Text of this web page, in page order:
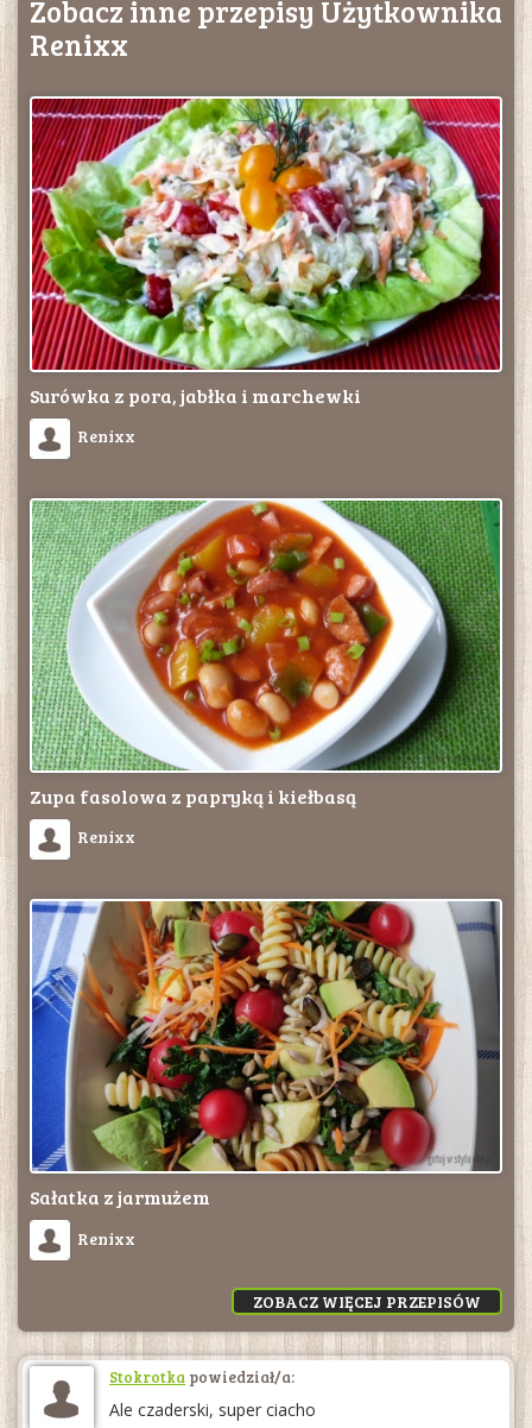
Zobacz inne przepisy Użytkownika
Renixx
Surówka z pora, jabłka i marchewki
Renixx
Zupa fasolowa z papryką i kiełbasą
Renixx
Sałatka z jarmużem
Renixx
ZOBACZ WIĘCEJ PRZEPISÓW
Stokrotka powiedział/a:
Ale czaderski, super ciacho